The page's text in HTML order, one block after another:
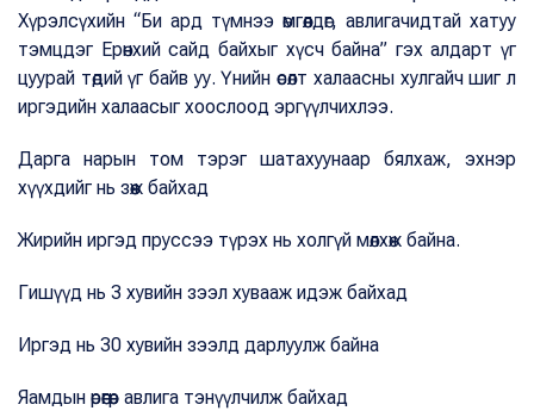
Хүрэлсүхийн “Би ард түмнээ өмгөөлдөг, авлигачидтай хатуу
тэмцдэг Ерөнхий сайд байхыг хүсч байна” гэх алдарт үг
цуурай төдий үг байв уу. Үнийн өсөлт халаасны хулгайч шиг л
иргэдийн халаасыг хоослоод эргүүлчихлээ.
Дарга нарын том тэрэг шатахуунаар бялхаж, эхнэр
хүүхдийг нь зөөж байхад
Жирийн иргэд пруссээ түрэх нь холгүй мөлхөж байна.
Гишүүд нь 3 хувийн зээл хувааж идэж байхад
Иргэд нь 30 хувийн зээлд дарлуулж байна
Яамдын өрөөгөөр авлига тэнүүлчилж байхад